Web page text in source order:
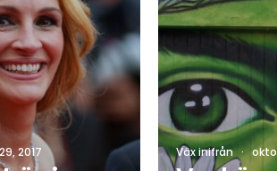
2017 Väx inifrån ·